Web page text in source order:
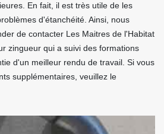
En fait, il est très utile de les
d'étanchéité. Ainsi, nous
de contacter Les Maitres de l'Habitat
zingueur qui a suivi des formations
d'un meilleur rendu de travail. Si vous
supplémentaires, veuillez le